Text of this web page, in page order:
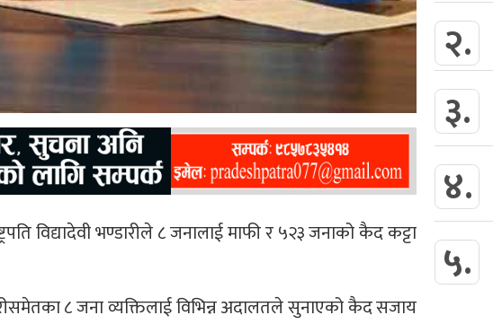
विद्यादेवी भण्डारीले ८ जनालाई माफी र ५२३ जनाको कैद कट्टा
८ जना व्यक्तिलाई विभिन्न अदालतले सुनाएको कैद सजाय
२.
३.
४.
५.